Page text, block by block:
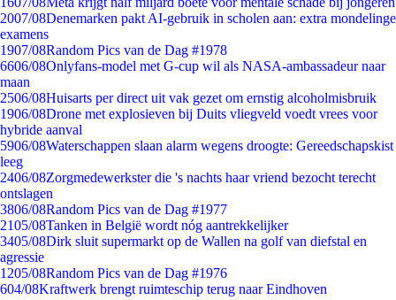
2007/08Denemarken pakt AI-gebruik in scholen aan: extra mondelinge
examens
1907/08Random Pics van de Dag #1978
6606/08Onlyfans-model met G-cup wil als NASA-ambassadeur naar
maan
2506/08Huisarts per direct uit vak gezet om ernstig alcoholmisbruik
1906/08Drone met explosieven bij Duits vliegveld voedt vrees voor
hybride aanval
5906/08Waterschappen slaan alarm wegens droogte: Gereedschapskist
leeg
2406/08Zorgmedewerkster die 's nachts haar vriend bezocht terecht
ontslagen
3806/08Random Pics van de Dag #1977
2105/08Tanken in België wordt nóg aantrekkelijker
3405/08Dirk sluit supermarkt op de Wallen na golf van diefstal en
agressie
1205/08Random Pics van de Dag #1976
604/08Kraftwerk brengt ruimteschip terug naar Eindhoven